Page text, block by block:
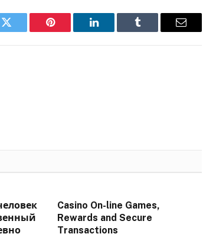
Twitter Pinterest LinkedIn Tumblr Email
Casino On-line Games,
Rewards and Secure
Transactions